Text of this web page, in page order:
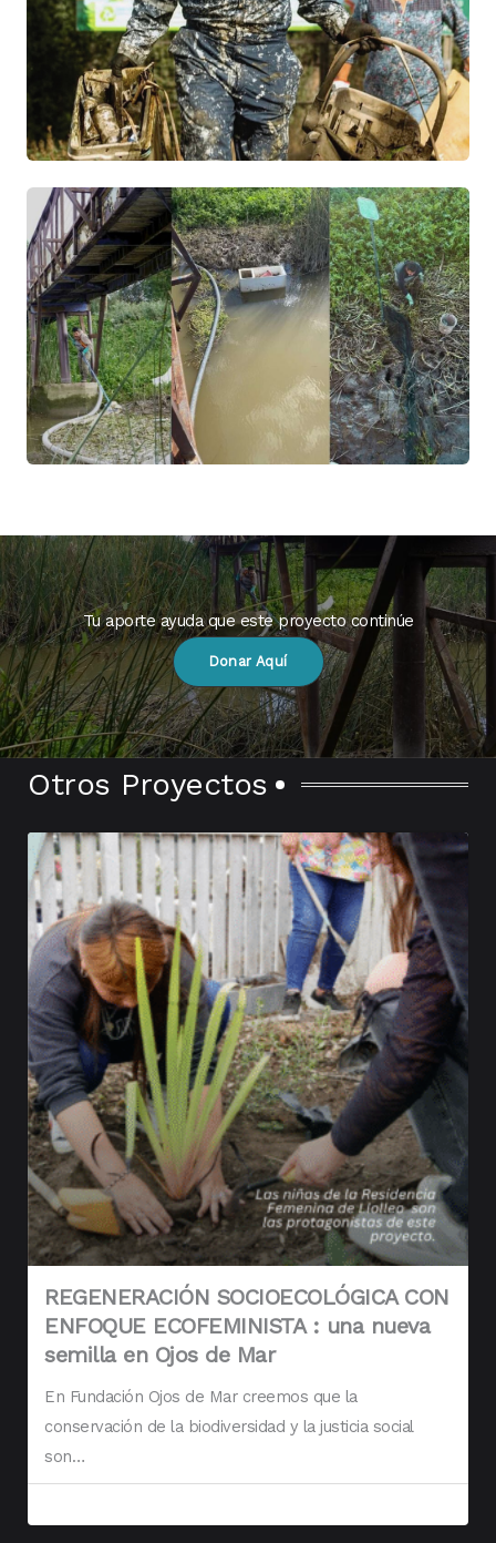
Tu aporte ayuda que este proyecto continúe
Donar Aquí
Otros Proyectos
REGENERACIÓN SOCIOECOLÓGICA CON
ENFOQUE ECOFEMINISTA : una nueva
semilla en Ojos de Mar
En Fundación Ojos de Mar creemos que la
conservación de la biodiversidad y la justicia social
son…